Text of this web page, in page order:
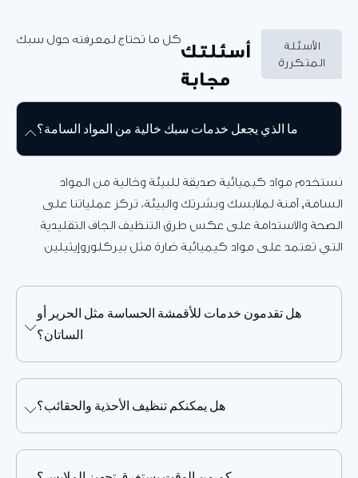
أسئلتك
مجابة
كل ما تحتاج لمعرفته حول سبك
ما الذي يجعل خدمات سبك خالية من المواد السامة؟
مواد كيميائية صديقة للبيئة وخالية من المواد
آمنة لملابسك وبشرتك والبيئة، تركز عملياتنا على
والاستدامة على عكس طرق التنظيف الجاف التقليدية
تعتمد على مواد كيميائية ضارة مثل بيركلوروإيثيلين
هل تقدمون خدمات للأقمشة الحساسة مثل الحرير أو
الساتان؟
هل يمكنكم تنظيف الأحذية والحقائب؟